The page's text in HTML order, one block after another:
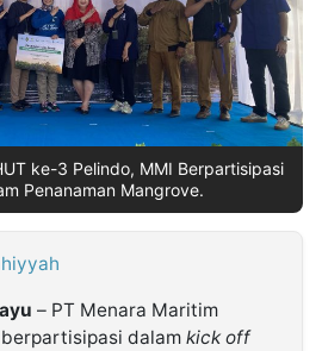
ke-3 Pelindo, MMI Berpartisipasi
Penanaman Mangrove.
– PT Menara Maritim
dalam kick off